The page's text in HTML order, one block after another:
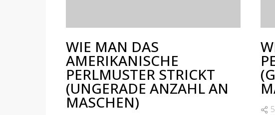
WIE MAN DAS
AMERIKANISCHE
PERLMUSTER STRICKT
(UNGERADE ANZAHL AN
MASCHEN)